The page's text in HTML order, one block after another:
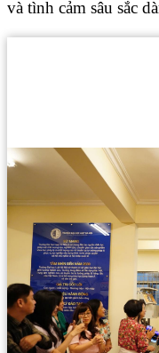
và tình cảm sâu sắc